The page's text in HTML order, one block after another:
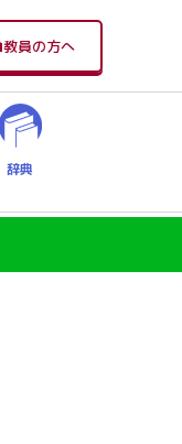
教員の方へ
辞典